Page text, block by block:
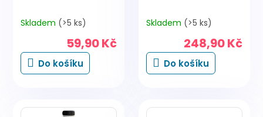
Skladem (>5 ks)
59,90 Kč
Do košíku
Skladem (>5 ks)
248,90 Kč
Do košíku